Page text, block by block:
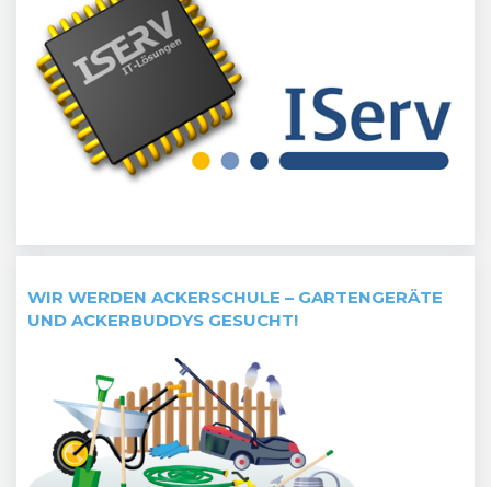
WIR WERDEN ACKERSCHULE – GARTENGERÄTE
UND ACKERBUDDYS GESUCHT!